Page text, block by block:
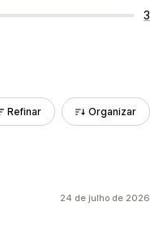
3
Refinar Organizar
24 de julho de 2026